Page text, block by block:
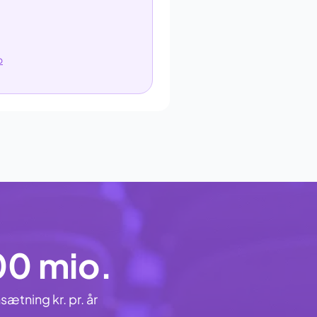
mio.
kr. pr. år